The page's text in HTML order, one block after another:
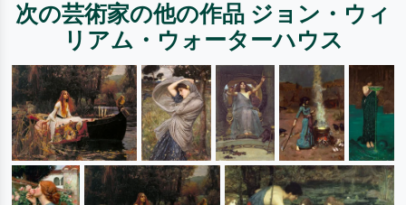
次の芸術家の他の作品 ジョン・ウィ
リアム・ウォーターハウス